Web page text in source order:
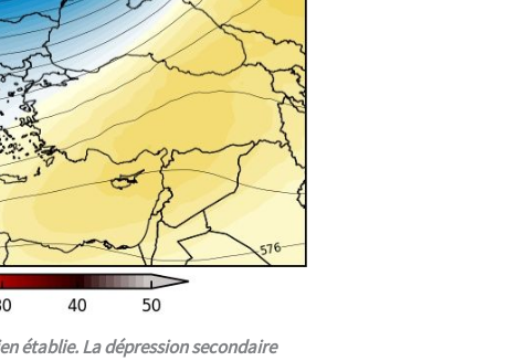
établie. La dépression secondaire